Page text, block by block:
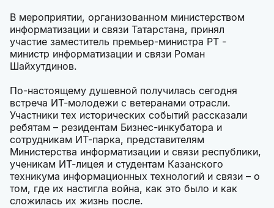
В мероприятии, организованном министерством
информатизации и связи Татарстана, принял
участие заместитель премьер-министра РТ -
министр информатизации и связи Роман
Шайхутдинов.
По-настоящему душевной получилась сегодня
встреча ИТ-молодежи с ветеранами отрасли.
Участники тех исторических событий рассказали
ребятам – резидентам Бизнес-инкубатора и
сотрудникам ИТ-парка, представителям
Министерства информатизации и связи республики,
ученикам ИТ-лицея и студентам Казанского
техникума информационных технологий и связи – о
том, где их настигла война, как это было и как
сложилась их жизнь после.